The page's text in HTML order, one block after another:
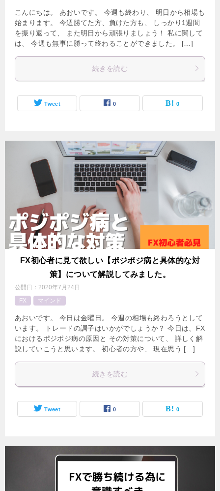
こんにちは。 あおいです。 今週も終わり、 明日から相場も
始まります。 今週勝てた方、負けた方も、 しっかり1週間
を振り返って、 また明日から頑張りましょう！ 私に関して
は、 今週も無事に勝って終わることができました。 […]
続きを読む
Tweet 0 0
FX初心者に見て欲しい【ポジポジ病と具体的な対
策】について解説してみました。
公開日： 2020年7月24日
FX
マインド
あおいです。 今日は金曜日。 今週の相場も終わろうとして
います。 トレードの調子はいかがでしょうか？ 今日は、FX
におけるポジポジ病の原因と その対策について、 詳しく解
説していこうと思います。 初心者の方や、 現在思う […]
続きを読む
Tweet 0 0